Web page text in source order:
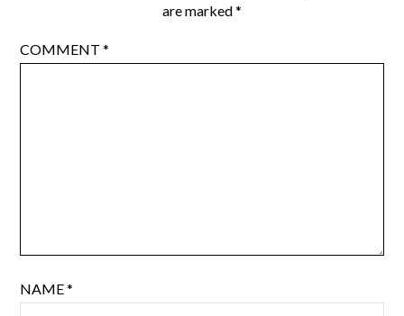
are marked*
COMMENT*
NAME*